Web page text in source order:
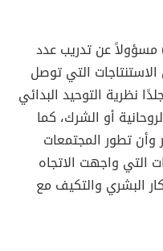
ويلهلم شميدت (1868-1954) مسؤولاً عن تدريب عدد
التي توصل
خلال بحثه المؤلف من 12 مجلدًا نظرية التوحيد البدائي
أو الشرك، كما
وأن تطور المجتمعات
التي واجهت الاتجاه
البشري والتكيف مع